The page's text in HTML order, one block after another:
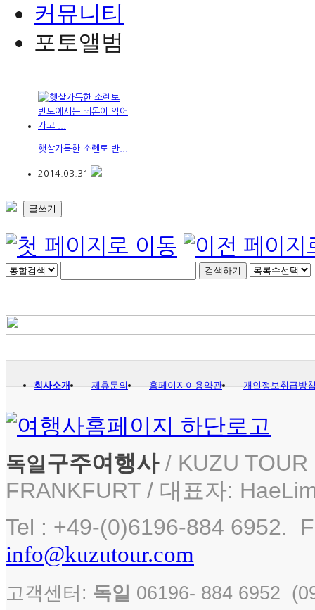
커뮤니티
포토앨범
햇살가득한 소렌토 반...
2014.03.31
글쓰기
회사소개 제휴문의 홈페이지이용약관 개인정보취급방
독일 구주여행사/ KUZU TOUR
FRANKFURT / 대표자:
Tel : +49-(0)6196-884 6952.
info@kuzutour.com
고객센터: 독일 06196- 884 6952